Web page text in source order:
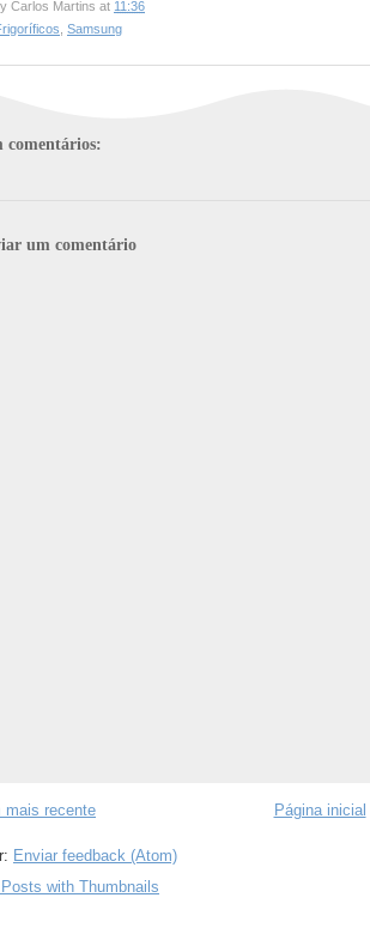
Carlos Martins at 11:36
, Samsung
comentários:
um comentário
mais recente Página inicial
Enviar feedback (Atom)